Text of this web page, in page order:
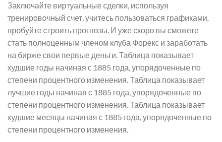
Заключайте виртуальные сделки, используя
тренировочный счет, учитесь пользоваться графиками,
пробуйте строить прогнозы. И уже скоро вы сможете
стать полноценным членом клуба Форекс и заработать
на бирже свои первые деньги. Таблица показывает
худшие годы начиная с 1885 года, упорядоченные по
степени процентного изменения. Таблица показывает
лучшие годы начиная с 1885 года, упорядоченные по
степени процентного изменения. Таблица показывает
худшие месяцы начиная с 1885 года, упорядоченные по
степени процентного изменения.